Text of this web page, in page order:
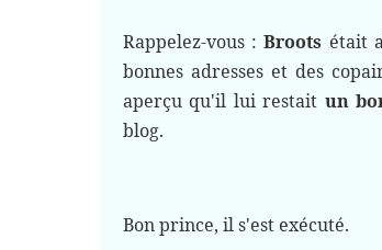
Rappelez-vous :Broots était
bonnes adresses et des
aperçu qu'il lui restait un
blog.
Bon prince, il s'est exécuté.